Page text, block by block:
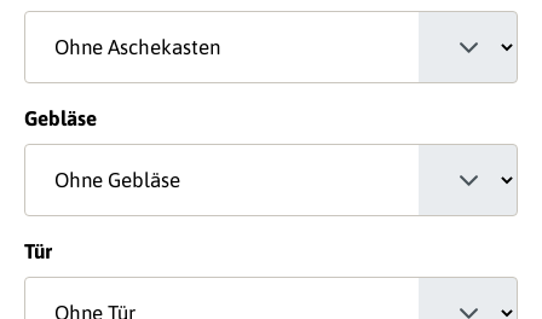
Gebläseauswählen
Türauswählen